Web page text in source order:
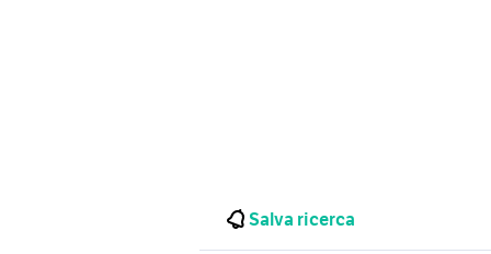
Salva ricerca